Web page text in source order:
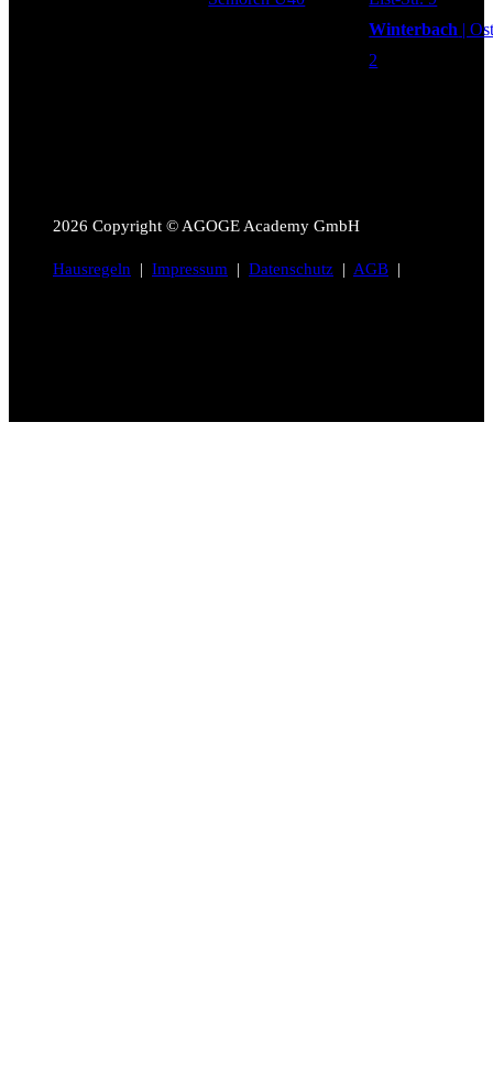
Winterbach |
2
2026 Copyright © AGOGE Academy GmbH
Hausregeln | Impressum | Datenschutz | AGB |